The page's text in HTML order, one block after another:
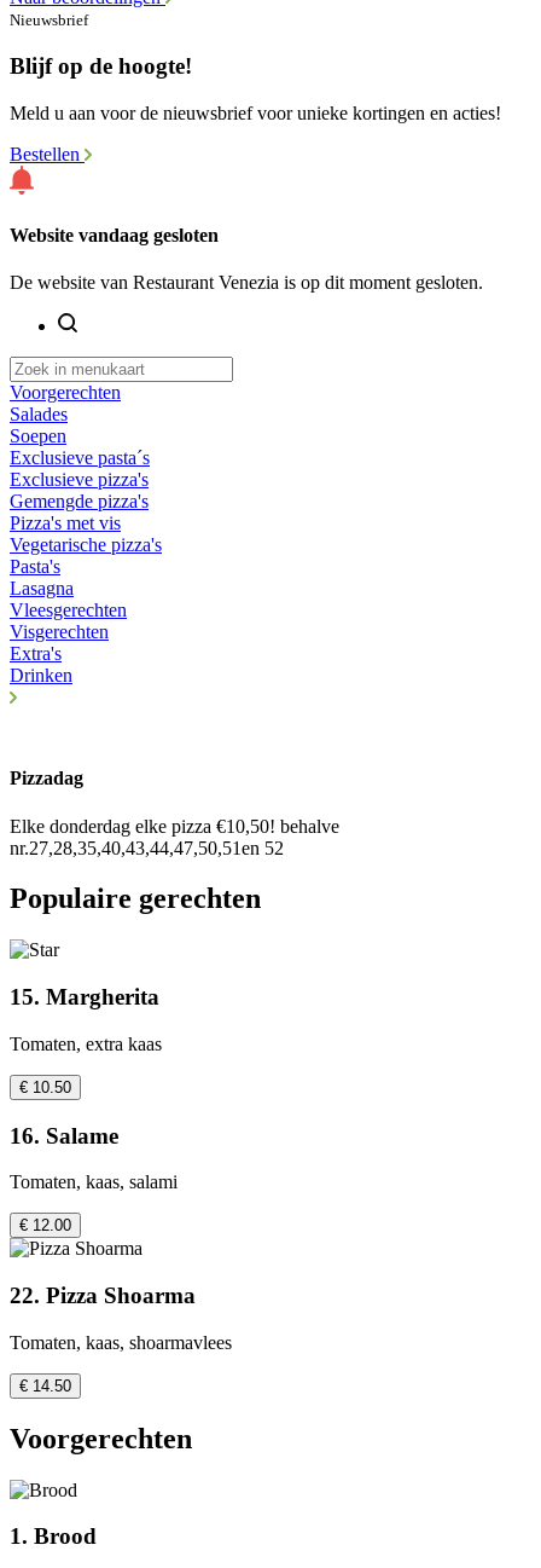
Nieuwsbrief
Blijf op de hoogte!
Meld u aan voor de nieuwsbrief voor unieke kortingen en acties!
Bestellen
Website vandaag gesloten
De website van Restaurant Venezia is op dit moment gesloten.
Voorgerechten
Salades
Soepen
Exclusieve pasta´s
Exclusieve pizza's
Gemengde pizza's
Pizza's met vis
Vegetarische pizza's
Pasta's
Lasagna
Vleesgerechten
Visgerechten
Extra's
Drinken
Pizzadag
Elke donderdag elke pizza €10,50! behalve
nr.27,28,35,40,43,44,47,50,51en 52
Populaire gerechten
15. Margherita
Tomaten, extra kaas
€ 10.50
16. Salame
Tomaten, kaas, salami
€ 12.00
22. Pizza Shoarma
Tomaten, kaas, shoarmavlees
€ 14.50
Voorgerechten
1. Brood